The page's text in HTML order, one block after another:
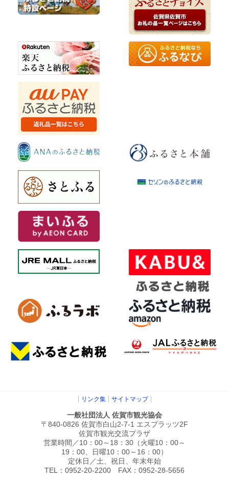
リンク集 サイトマップ
一般社団法人 佐賀市観光協会
〒840-0826 佐賀市白山2-7-1 エスプラッツ2F
佐賀市観光交流プラザ
営業時間／10：00～18：30（火曜10：00～
19：00、日曜10：00～16：00）
定休日／土、祝日、年末年始
TEL：0952-20-2200 FAX：0952-28-5656